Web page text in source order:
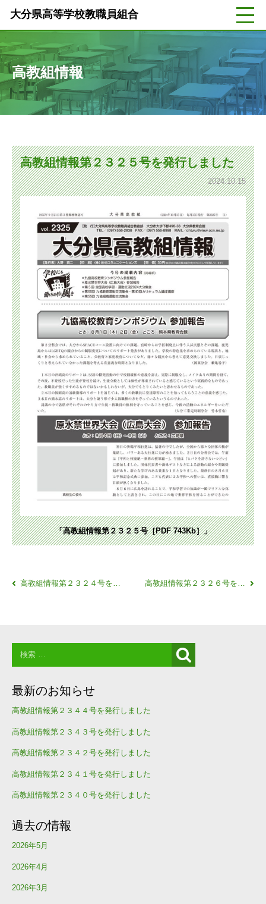
大分県高等学校教職員組合
高教組情報
高教組情報第２３２５号を発行しました
2024.10.15
「高教組情報第２３２５号［PDF 743Kb］」
最新のお知らせ
高教組情報第２３４４号を発行しました
高教組情報第２３４３号を発行しました
高教組情報第２３４２号を発行しました
高教組情報第２３４１号を発行しました
高教組情報第２３４０号を発行しました
過去の情報
2026年5月
2026年4月
2026年3月